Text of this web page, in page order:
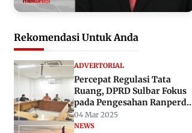
Rekomendasi Untuk Anda
ADVERTORIAL
Percepat Regulasi Tata
Ruang, DPRD Sulbar Fokus
pada Pengesahan Ranperda
RTRW
04 Mar 2025
NEWS